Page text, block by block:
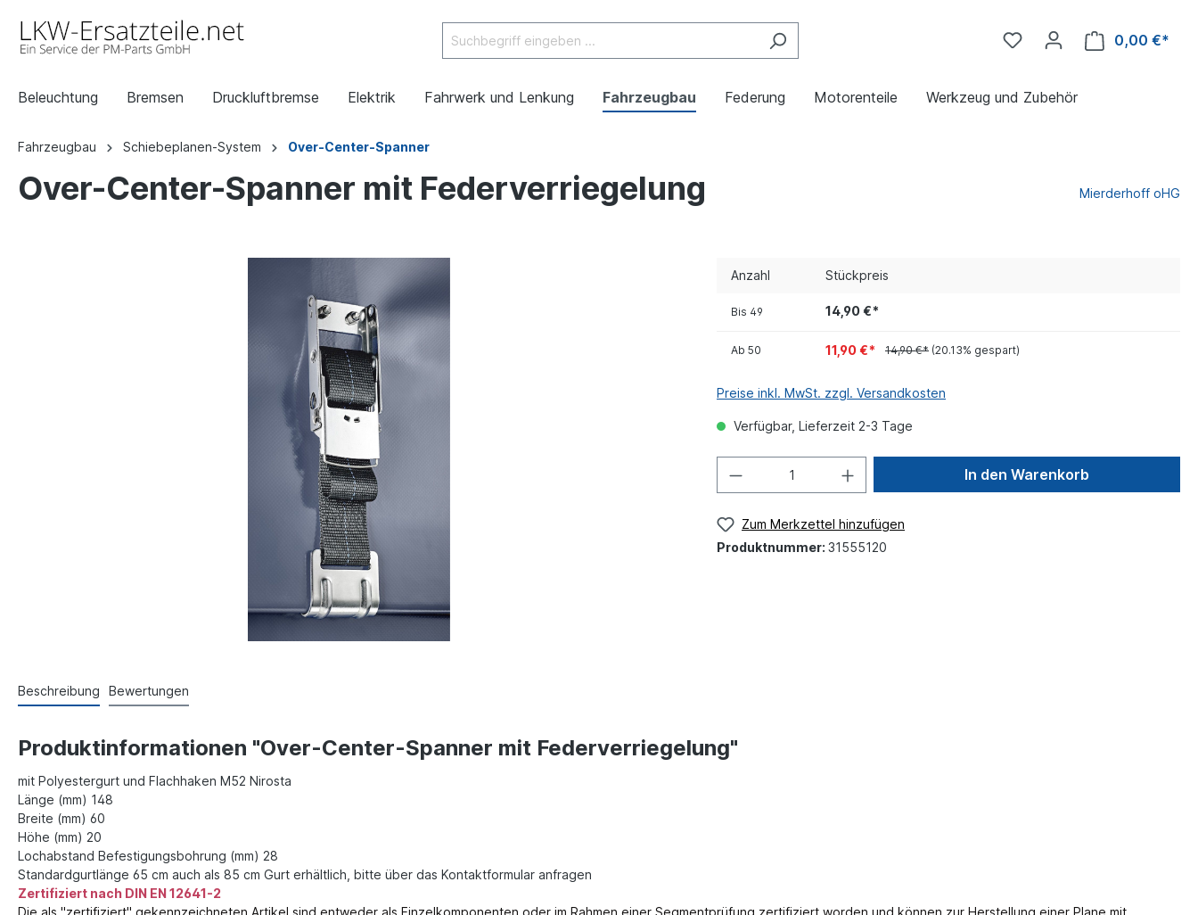
0,00 €*
Beleuchtung Bremsen Druckluftbremse Elektrik Fahrwerk und Lenkung Fahrzeugbau Federung Motorenteile Werkzeug und Zubehör
Fahrzeugbau Schiebeplanen-System Over-Center-Spanner
Over-Center-Spanner mit Federverriegelung Mierderhoff oHG
Anzahl Stückpreis
Bis 49 14,90 €*
Ab 50 11,90 €* 14,90 €* (20.13% gespart)
Preise inkl. MwSt. zzgl. Versandkosten
Verfügbar, Lieferzeit 2-3 Tage
In den Warenkorb
Zum Merkzettel hinzufügen
Produktnummer: 31555120
Beschreibung Bewertungen
Produktinformationen "Over-Center-Spanner mit Federverriegelung"
mit Polyestergurt und Flachhaken M52 Nirosta
Länge (mm) 148
Breite (mm) 60
Höhe (mm) 20
Lochabstand Befestigungsbohrung (mm) 28
Standardgurtlänge 65 cm auch als 85 cm Gurt erhältlich, bitte über das Kontaktformular anfragen
Zertifiziert nach DIN EN 12641-2
Die als "zertifiziert" gekennzeichneten Artikel sind entweder als Einzelkomponenten oder im Rahmen einer Segmentprüfung zertifiziert worden und können zur Herstellung einer Plane mit